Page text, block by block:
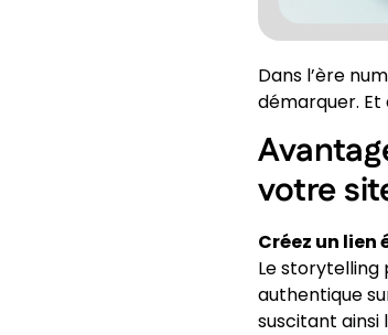
Dans l’ère
démarquer.
votre
Créez un lien
Le storytelling
authentique
suscitant ainsi